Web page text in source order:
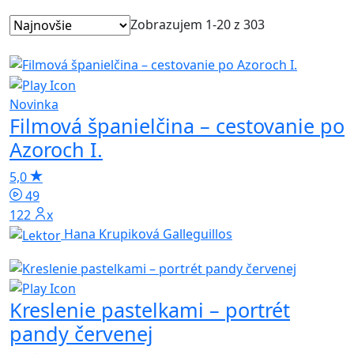
Zobrazujem 1-20 z 303
Novinka
Filmová španielčina – cestovanie po
Azoroch I.
5,0
49
122x
Hana Krupiková Galleguillos
Kreslenie pastelkami – portrét
pandy červenej